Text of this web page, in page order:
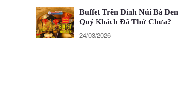
Buffet Trên Đỉnh Núi Bà Đen
Quý Khách Đã Thử Chưa?
24/03/2026